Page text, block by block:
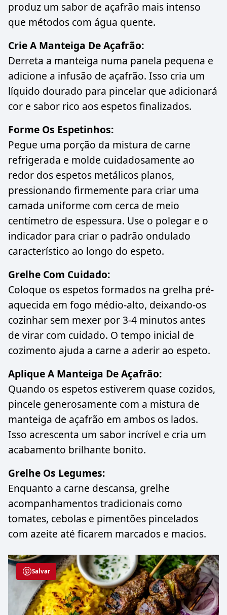
produz um sabor de açafrão mais intenso
que métodos com água quente.
Crie A Manteiga De Açafrão:
Derreta a manteiga numa panela pequena e
adicione a infusão de açafrão. Isso cria um
líquido dourado para pincelar que adicionará
cor e sabor rico aos espetos finalizados.
Forme Os Espetinhos:
Pegue uma porção da mistura de carne
refrigerada e molde cuidadosamente ao
redor dos espetos metálicos planos,
pressionando firmemente para criar uma
camada uniforme com cerca de meio
centímetro de espessura. Use o polegar e o
indicador para criar o padrão ondulado
característico ao longo do espeto.
Grelhe Com Cuidado:
Coloque os espetos formados na grelha pré-
aquecida em fogo médio-alto, deixando-os
cozinhar sem mexer por 3-4 minutos antes
de virar com cuidado. O tempo inicial de
cozimento ajuda a carne a aderir ao espeto.
Aplique A Manteiga De Açafrão:
Quando os espetos estiverem quase cozidos,
pincele generosamente com a mistura de
manteiga de açafrão em ambos os lados.
Isso acrescenta um sabor incrível e cria um
acabamento brilhante bonito.
Grelhe Os Legumes:
Enquanto a carne descansa, grelhe
acompanhamentos tradicionais como
tomates, cebolas e pimentões pincelados
com azeite até ficarem marcados e macios.
Salvar